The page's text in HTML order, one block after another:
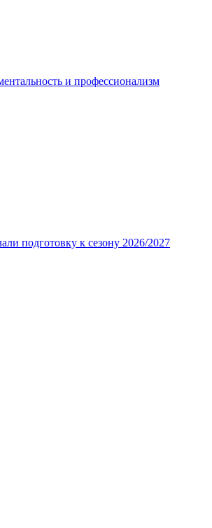
и профессионализм
подготовку к сезону 2026/2027